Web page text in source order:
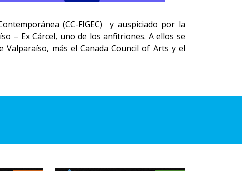
(CC-FIGEC) y auspiciado por la
– Ex Cárcel, uno de los anfitriones. A ellos se
Valparaíso, más el Canada Council of Arts y el